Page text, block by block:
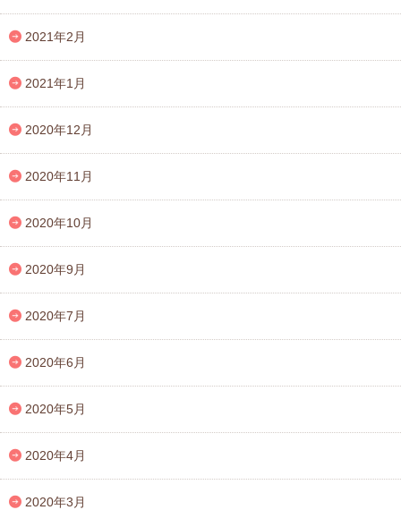
2021年2月
2021年1月
2020年12月
2020年11月
2020年10月
2020年9月
2020年7月
2020年6月
2020年5月
2020年4月
2020年3月